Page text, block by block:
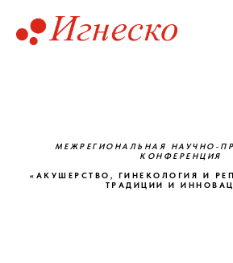
МЕЖРЕГИОНАЛЬНАЯ НАУЧНО-
КОНФЕРЕНЦИЯ
«АКУШЕРСТВО, ГИНЕКОЛОГИЯ И
ТРАДИЦИИ И